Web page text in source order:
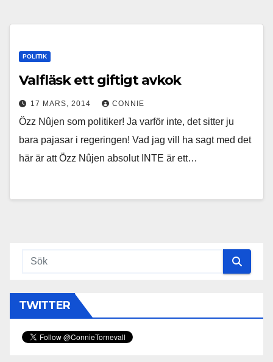
POLITIK
Valfläsk ett giftigt avkok
17 MARS, 2014 CONNIE
Özz Nûjen som politiker! Ja varför inte, det sitter ju
bara pajasar i regeringen! Vad jag vill ha sagt med det
här är att Özz Nûjen absolut INTE är ett…
TWITTER